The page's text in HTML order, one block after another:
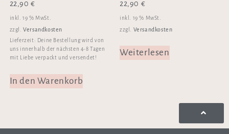
22,90€
inkl. 19 % MwSt.
zzgl.Versandkosten
Lieferzeit: Deine Bestellung wird von
uns innerhalb der nächsten 4-8 Tagen
mit Liebe verpackt und versendet!
In den Warenkorb
22,90 €
inkl. 19 % MwSt.
zzgl. Versandkosten
Weiterlesen